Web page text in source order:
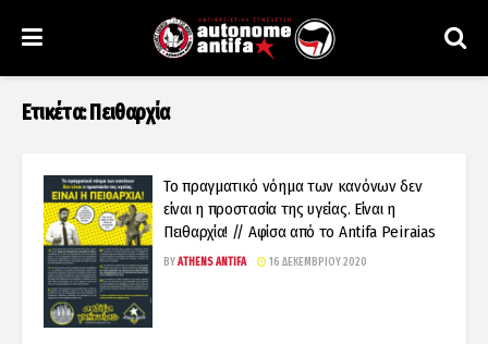
Ετικέτα:Πειθαρχία
Το πραγματικό νόημα των κανόνων δεν
είναι η προστασία της υγείας. Είναι η
Πειθαρχία! // Αφίσα από το Antifa Peiraias
BYATHENS ANTIFA 16 ΔΕΚΕΜΒΡΊΟΥ 2020